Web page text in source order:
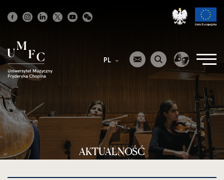
główna
PL
AKTUALNOŚĆ